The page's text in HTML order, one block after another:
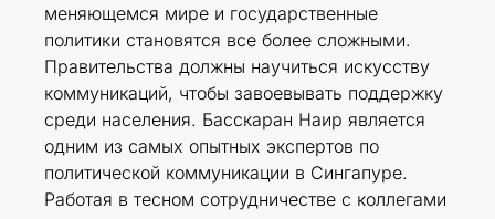
меняющемся мире и государственные
политики становятся все более сложными.
Правительства должны научиться искусству
коммуникаций, чтобы завоевывать поддержку
среди населения. Басскаран Наир является
одним из самых опытных экспертов по
политической коммуникации в Сингапуре.
Работая в тесном сотрудничестве с коллегами